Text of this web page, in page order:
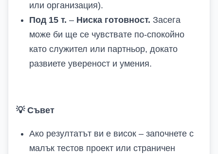
или организация).
Под 15 т. – Ниска готовност. Засега
може би ще се чувствате по-спокойно
като служител или партньор, докато
развиете увереност и умения.
💡Съвет
Ако резултатът ви е висок – започнете с
малък тестов проект или страничен